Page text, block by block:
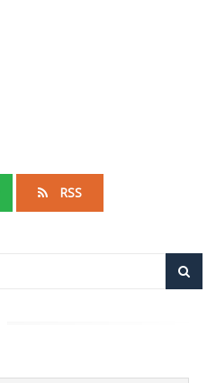
RSS